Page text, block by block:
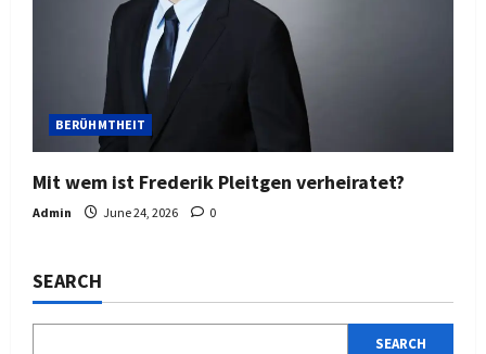
BERÜHMTHEIT
Mit wem ist Frederik Pleitgen verheiratet?
Admin June 24, 2026 0
SEARCH
SEARCH